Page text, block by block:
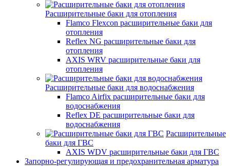
Расширительные баки для отопления
Flamco Flexcon расширительные баки для
отопления
Reflex NG расширительные баки для
отопления
AXIS WRV расширительные баки для
отопления
Расширительные баки для водоснабжения
Flamco Airfix расширительные баки для
водоснабжения
Reflex DЕ расширительные баки для
водоснабжения
Расширительные
баки для ГВС
AXIS WDV расширительные баки для ГВС
Запорно-регулирующая и предохранительная арматура